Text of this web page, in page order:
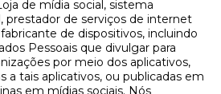
de mídia social, sistema
prestador de serviços de internet
de dispositivos, incluindo
Pessoais que divulgar para
por meio dos aplicativos,
a tais aplicativos, ou publicadas em
em mídias sociais. Nós